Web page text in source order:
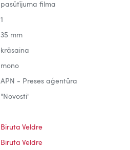
pasūtījuma filma
1
35 mm
krāsaina
mono
APN - Preses aģentūra
"Novosti"
Biruta Veldre
Biruta Veldre